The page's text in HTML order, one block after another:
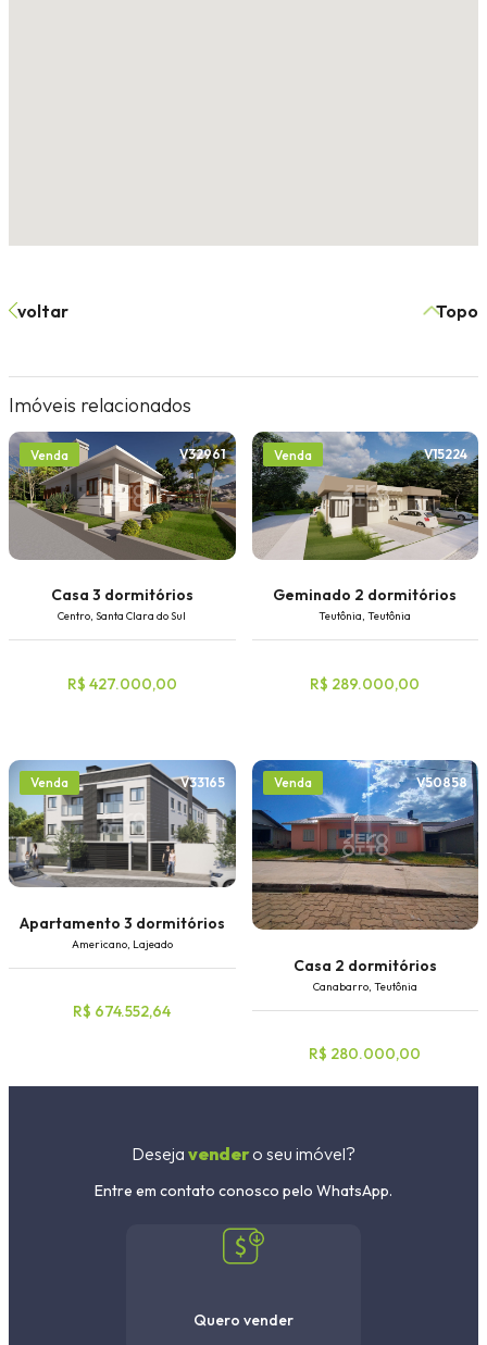
voltar Topo
Imóveis relacionados
Venda V32961
Casa 3 dormitórios
Centro, Santa Clara do Sul
R$ 427.000,00
Venda V15224
Geminado 2 dormitórios
Teutônia, Teutônia
R$ 289.000,00
Venda V33165
Apartamento 3 dormitórios
Americano, Lajeado
R$ 674.552,64
Venda V50858
Casa 2 dormitórios
Canabarro, Teutônia
R$ 280.000,00
Deseja vendero seu imóvel?
Entre em contato conosco pelo WhatsApp.
Quero vender